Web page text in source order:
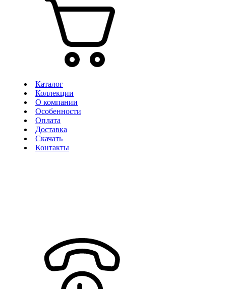
Каталог
Коллекции
О компании
Особенности
Оплата
Доставка
Скачать
Контакты